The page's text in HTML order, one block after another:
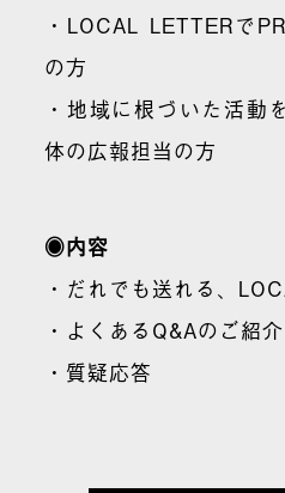
・LOCAL LETTERで
の方
・地域に根づいた活動
体の広報担当の方
◉内容
・だれでも送れる、
・よくあるQ&Aのご紹介
・質疑応答